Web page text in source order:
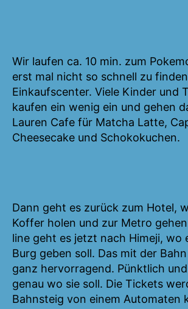
Wir laufen ca. 10 min. zum
erst mal nicht so schnell zu
Einkaufscenter. Viele Kinder und
kaufen ein wenig ein und gehen
Lauren Cafe für Matcha Latte,
Cheesecake und Schokokuchen.
Dann geht es zurück zum Hotel,
Koffer holen und zur Metro
line geht es jetzt nach Himeji, wo
Burg geben soll. Das mit der
ganz hervorragend. Pünktlich
genau wo sie soll. Die Tickets
Bahnsteig von einem Automaten